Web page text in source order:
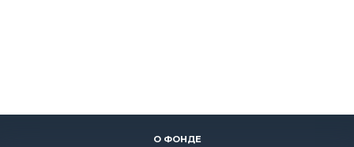
О ФОНДЕ